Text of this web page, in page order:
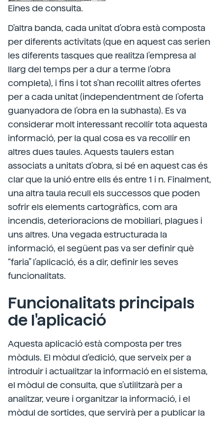
Eines de consulta.
D'altra banda, cada unitat d'obra està composta
per diferents activitats (que en aquest cas serien
les diferents tasques que realitza l'empresa al
llarg del temps per a dur a terme l'obra
completa), i fins i tot s'han recollit altres ofertes
per a cada unitat (independentment de l'oferta
guanyadora de l'obra en la subhasta). Es va
considerar molt interessant recollir tota aquesta
informació, per la qual cosa es va recollir en
altres dues taules. Aquests taulers estan
associats a unitats d'obra, si bé en aquest cas és
clar que la unió entre ells és entre 1 i n. Finalment,
una altra taula recull els successos que poden
sofrir els elements cartogràfics, com ara
incendis, deterioracions de mobiliari, plagues i
uns altres. Una vegada estructurada la
informació, el següent pas va ser definir què
“faria” l'aplicació, és a dir, definir les seves
funcionalitats.
Funcionalitats principals
de l'aplicació
Aquesta aplicació està composta per tres
mòduls. El mòdul d'edició, que serveix per a
introduir i actualitzar la informació en el sistema,
el mòdul de consulta, que s'utilitzarà per a
analitzar, veure i organitzar la informació, i el
mòdul de sortides, que servirà per a publicar la